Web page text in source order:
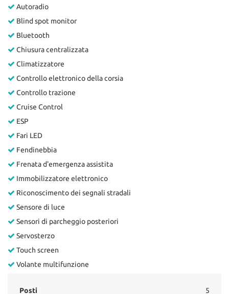
Autoradio
Blind spot monitor
Bluetooth
Chiusura centralizzata
Climatizzatore
Controllo elettronico della corsia
Controllo trazione
Cruise Control
ESP
Fari LED
Fendinebbia
Frenata d'emergenza assistita
Immobilizzatore elettronico
Riconoscimento dei segnali stradali
Sensore di luce
Sensori di parcheggio posteriori
Servosterzo
Touch screen
Volante multifunzione
Posti 5